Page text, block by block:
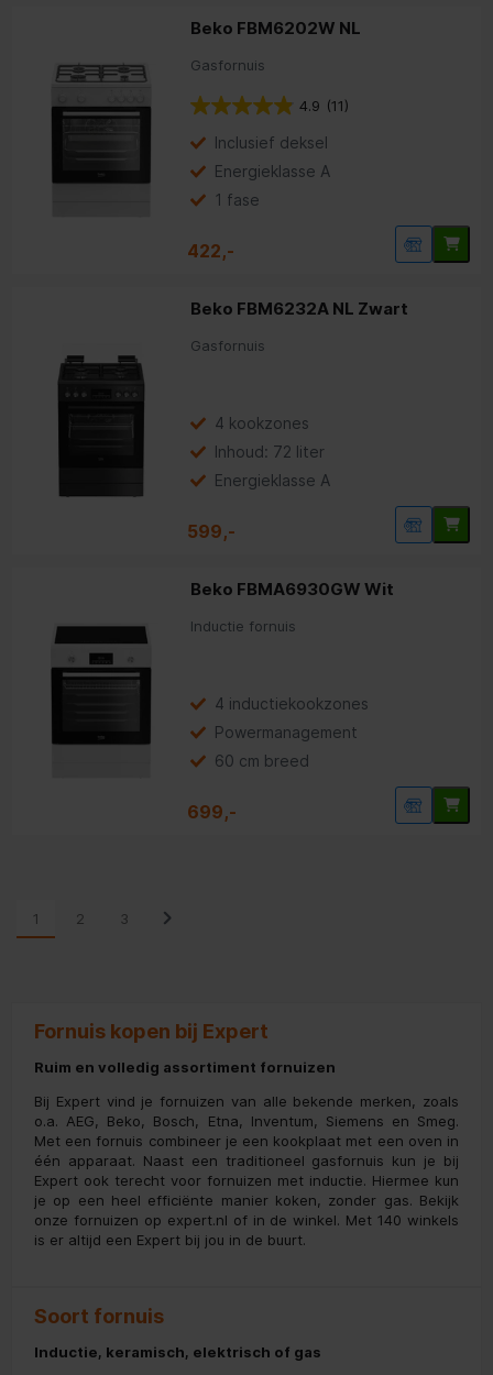
Beko FBM6202W NL
Gasfornuis
4.9 (11)
Inclusief deksel
Energieklasse A
1 fase
422,-
Beko FBM6232A NL Zwart
Gasfornuis
4 kookzones
Inhoud: 72 liter
Energieklasse A
599,-
Beko FBMA6930GW Wit
Inductie fornuis
4 inductiekookzones
Powermanagement
60 cm breed
699,-
1 2 3
Fornuis kopen bij Expert
Ruim en volledig assortiment fornuizen
Bij Expert vind je fornuizen van alle bekende merken, zoals
o.a. AEG, Beko, Bosch, Etna, Inventum, Siemens en Smeg.
Met een fornuis combineer je een kookplaat met een oven in
één apparaat. Naast een traditioneel gasfornuis kun je bij
Expert ook terecht voor fornuizen met inductie. Hiermee kun
je op een heel efficiënte manier koken, zonder gas. Bekijk
onze fornuizen op expert.nl of in de winkel. Met 140 winkels
is er altijd een Expert bij jou in de buurt.
Soort fornuis
Inductie, keramisch, elektrisch of gas